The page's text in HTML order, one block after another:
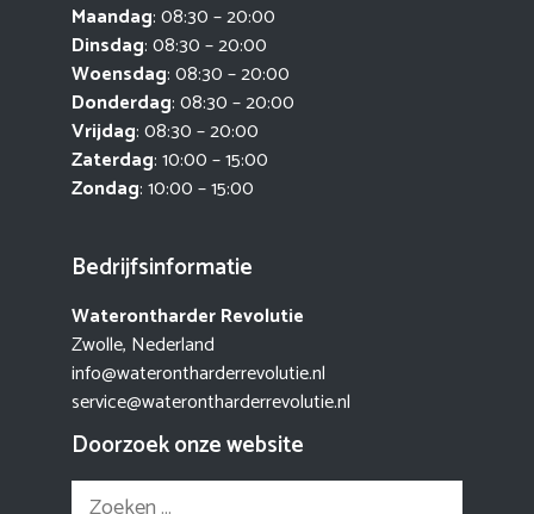
Maandag: 08:30 – 20:00
Dinsdag: 08:30 – 20:00
Woensdag: 08:30 – 20:00
Donderdag: 08:30 – 20:00
Vrijdag: 08:30 – 20:00
Zaterdag: 10:00 – 15:00
Zondag: 10:00 – 15:00
Bedrijfsinformatie
Waterontharder Revolutie
Zwolle, Nederland
info@waterontharderrevolutie.nl
service@waterontharderrevolutie.nl
Doorzoek onze website
Zoek